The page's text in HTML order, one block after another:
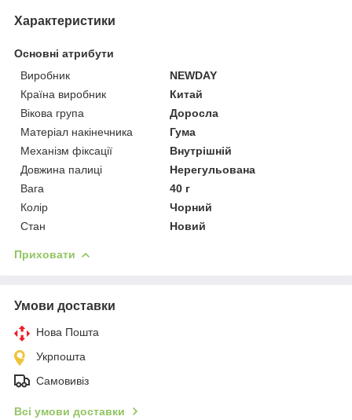
Характеристики
Основні атрибути
Виробник
NEWDAY
Країна виробник
Китай
Вікова група
Доросла
Матеріал накінечника
Гума
Механізм фіксації
Внутрішній
Довжина палиці
Нерегульована
Вага
40 г
Колір
Чорний
Стан
Новий
Приховати
Умови доставки
Нова Пошта
Укрпошта
Самовивіз
Всі умови доставки